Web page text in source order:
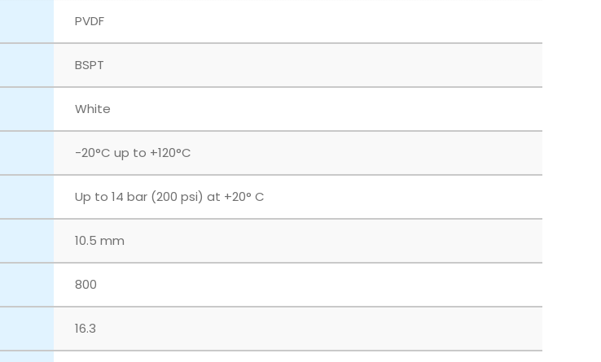
PVDF
BSPT
White
‎-20°C up to +120°C
Up to 14 bar (200 psi) at +20° C
10.5 mm
800
16.3